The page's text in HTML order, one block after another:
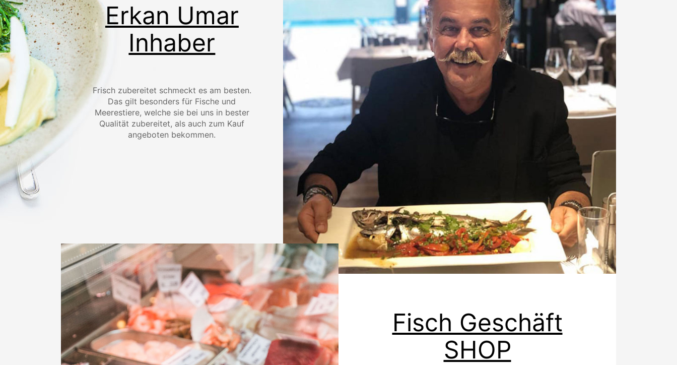
Erkan Umar
Inhaber
Frisch zubereitet schmeckt es am besten.
Das gilt besonders für Fische und
Meerestiere, welche sie bei uns in bester
Qualität zubereitet, als auch zum Kauf
angeboten bekommen.
Fisch Geschäft
SHOP